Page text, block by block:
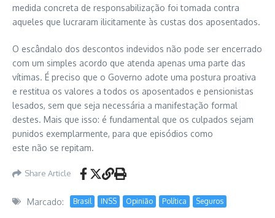
medida concreta de responsabilização foi tomada contra
aqueles que lucraram ilicitamente às custas dos aposentados.
O escândalo dos descontos indevidos não pode ser encerrado
com um simples acordo que atenda apenas uma parte das
vítimas. É preciso que o Governo adote uma postura proativa
e restitua os valores a todos os aposentados e pensionistas
lesados, sem que seja necessária a manifestação formal
destes. Mais que isso: é fundamental que os culpados sejam
punidos exemplarmente, para que episódios como
este não se repitam.
Share Article
Marcado: Brasil INSS Opinião Política Seguros